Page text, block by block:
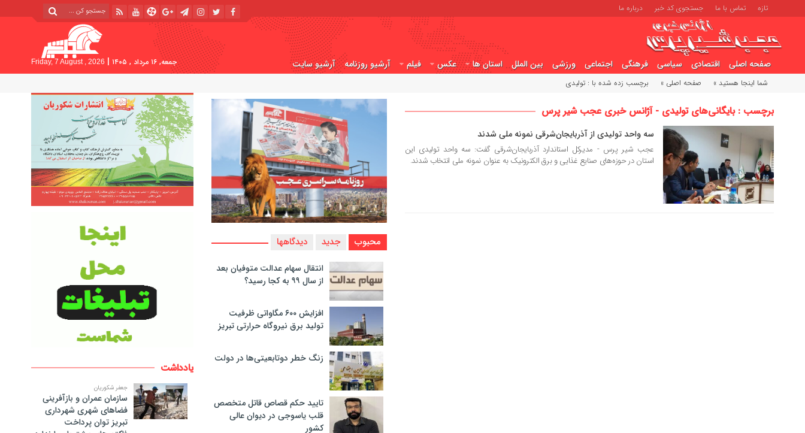
تازه تماس با ما جستجوی کد خبر درباره ما
صفحه اصلی اقتصادی سیاسی فرهنگی اجتماعی ورزشی بین الملل استان ها عکس فیلم آرشیو روزنامه آرشیو سایت جمعه, ۱۶ مرداد , ۱۴۰۵ |
Friday, 7 August , 2026
شما اینجا هستید » صفحه اصلی » برچسب زده شده با : تولیدی
برچسب : بایگانی‌های تولیدی - آژانس خبری عجب شیر پرس
15 مهر 1404 سه واحد تولیدی از آذربایجان‌شرقی نمونه ملی شدند
عجب شیر پرس - مدیرکل استاندارد آذربایجان‌شرقی گفت: سه واحد تولیدی این
استان در حوزه‌های صنایع غذایی و برق الکترونیک به عنوان نمونه ملی انتخاب شدند.
محبوب جدید دیدگاهها
انتقال سهام عدالت متوفیان بعد
از سال ۹۹ به کجا رسید؟
افزایش ۶۰۰ مگاواتی ظرفیت
تولید برق نیروگاه حرارتی تبریز
زنگ خطر دوتابعیتی‌ها در دولت
تایید حکم قصاص قاتل متخصص
قلب یاسوجی در دیوان عالی
کشور
یادداشت
جعفر شکوریان
سازمان عمران و بازآفرینی
فضاهای شهری شهرداری
تبریز توان پرداخت